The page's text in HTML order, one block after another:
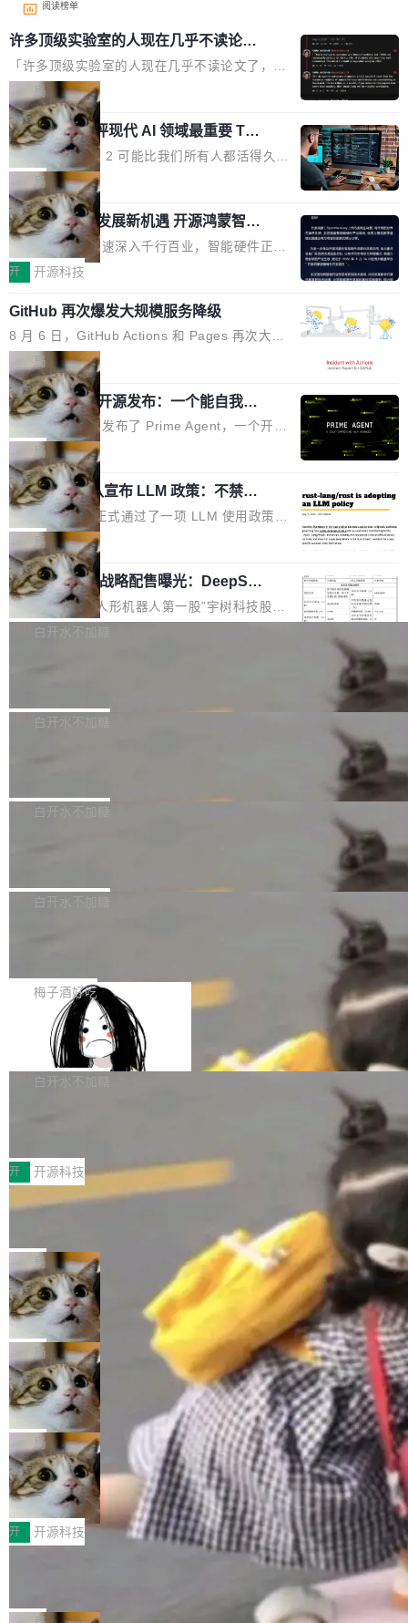
阅读榜单
许多顶级实验室的人现在几乎不读论文
了
「许多顶级实验室的人现在几乎不读论文了，而
且他们认为 ICLR/ICML/NeurIPS 充斥着大量过
度宣传和欺诈。」 OpenAI 研究员 Keller Jorda
n 这条推文引发了广泛讨论。他不是在说风凉
话，他是说出了一个圈内人尽皆知但很少公开捅
破的事实。 Jordan 随后补充了一句软化声明：
「我不认为这些会议上大部分论文都在过度宣传
或造假。问题是，作为读者，如果你筛选出那些
看起来最令人兴奋的论文，那它们大部分都是过
度宣传的。」 这才是真正的痛点。不是所有论文
都有问题，是最吸引眼球的那批论文最有问题。
他引用的帖子来自 Mathew Shen，一位 ICLR 2
026 的读者：「看了篇 ...
局
xAI 前工程师评现代 AI 领域最重要 Top
3 开源项目
Flash Attention 2 可能比我们所有人都活得久。
这句话不是来自某个技术博客，而是出自 Hieu
Pham 的一条推文。Hieu Pham 是谁？他是 xAI
的早期工程师之一，在 Grok 训练基础设施团队
工作过。近日他在 X 上发了一条帖子，列出了他
认为现代 AI 领域最重要的三个开源项目。 第一
个名字毫无悬念：Flash Attention 2。 Hieu 的
理由很具体。FA 系列不需要解释，但 FA2 是他
认为最重要的一个——复杂度恰到好处，刚好能
驱动你去学 CuTe，但还没被那些"邪恶的" Hopp
er++ 优化所淹没，足够容易修改和适配。 更关
键的是 FA2 的持久性...
局
共商智能硬件发展新机遇 开源鸿蒙智能
硬件开发者日杭州站即将举行
随着万物智联加速深入千行百业，智能硬件正从
单点设备迈向智能化、网联化、协同化发展。作
鸿蒙通过统一技术底座和分布式能力，为不同类
型智能设备的开发、连接与互联提供关键支撑，
也为产业链企业探索产品创新与商业增长打开新
的空间。 8月14日，开源鸿蒙智能硬件开发者日
（OHDD：OpenHarmony Hardware Develope
r Day）将在杭州启航。活动面向智能硬件产业
链企业和开发者，邀请行业专家与资深技术顾
问，围绕开源鸿蒙技术能力、设备适配、芯片适
配、功耗与稳定性调优、兼容性测评及统一互联
等内容展开系统讲解和实战交流，帮助企业进一
步了解开源鸿蒙在智能...
开 开源科技
GitHub 再次爆发大规模服务降级
8 月 6 日，GitHub Actions 和 Pages 再次大规
模服务降级，Actions 完全不可用超过 5 小时，
webhook 停发，连自托管 runner 也因调度层故
障无法工作。Pages、Copilot code review、C
opilot coding agent 全部受影响。从检测到完全
恢复，大约 12 小时。 这是 2026 年 8 月的第六
起事故，其中四起与 AI/Copilot 服务相关。 Git
Hub 员工 kdaigle 在 HN 讨论中贴出了一组数
据：2025 年全年 10 亿次 commit。现在，每周
2.75 亿次，全年预计 140 亿次。GitHub...
局
Prime Agent 开源发布：一个能自我改
进的编程 Agent，ARC-AGI 3 超越人类
专家基线
Prime Intellect 发布了 Prime Agent，一个开源
的编程 Agent Harness，核心设计围绕两个抽
象：Recursive Language Model（RLM）和 C
ontinual Harness。在 ARC-AGI 3 基准测试
上，Prime Agent + Opus 5 的组合达到了 95.
5% RHAE Best@1，超过了 ARC 报告的人类专
家基线 95.4%。 不是又一个 coding agent 包装
器 Prime Agent 的架构和市面上大多数 coding
agent 有本质区别。大多数 agent harness 的设
计是基于早期模型的能力—...
局
Rust 项目团队宣布 LLM 政策：不禁
止，但你要承认哪些代码不是你写的
Rust 语言项目正式通过了一项 LLM 使用政策，
覆盖 rust-lang/rust 单一仓库的代码贡献。这不
是项目级别的官方立场，目前由五个团队采纳，
但它可能是主流开源项目中关于 AI 辅助贡献最
细致的一份规则。 政策的核心只有一句话：LLM
可以用来分析、提炼、审阅、建议，但不能用来
不得生成涉及安全性的关键变更，除非作者本身
局
宇树科技 IPO 战略配售曝光：DeepSe
ek 获配 93.3 万股，锁定 36 个月
8月6日晚间，“人形机器人第一股”宇树科技股份
有限公司披露IPO发行价格及战略配售结果，杭
36个月。 公告显示，本次宇树科技战略配售对
员工参与设立的专项资产管理计划。其中，Dee
获配9...
白开水不加糖
Bug fixes and enhancements 修复多次传递同
一个回归问题，该问题导致拉取镜像时会拒绝包
题，该问题可能导致在旧版 Linux 内核...
白开水不加糖
e 孵化器项目管理委员会（IPMC）投票中获得
P）！这一里程碑不仅标志着 Fluss 迈入新的发
白开水不加糖
长期停止内容更新，未能实现其作为“AI版维基百
提交的编辑请求也长期处于待处理状态。 Groki
pedia 于去年底上线，定位为由人工智能生成内
容的百科平台，被马斯克视为传统众包百科网站
维基百科的替代方案。Lawfare 调查发现，无论
热门页面还是低关注度页面，均未出现近期更
白开水不加糖
是这样的：配 MessageSource 的 Bean、写 R
eloadableResourceBundleMessageSource、
声明 LocaleResolver、注册 LocaleChangeInt
erceptor…五六步之后才能看到第一行翻译文
本。 Solon 换了个方式。整个 i18n 模块围绕三
梅子酒好吃
Apache Doris 4.1 全面增强 Iceberg：
支持 UPDATE、MERGE INTO 与 Iceb
erg V3
Apache Doris 4.1 要补齐的，正是缺失的那一
半。在已有查询能力的基础上，Doris 进一步支
常维护操作，并完整支持 Iceberg V3 格式。
白开水不加糖
村国家自主创新示范区会议中心开幕。本届大会
由中关村智联软件服务业质量创新联盟主办，以
“智构可信·质创未来——AI原生时代的质量新范
式”为主题，直面AI从实验室走向规模化产业落地
的核心质量命题。会上，《2026智能研发生产力
工具选型手册》发布，Testin云测的Testin XAge
nt智能测试系统入选AI测试领域代表产品。对CI
O而言，这提示了一个转变：AI测试正在从效率
工具升级为企业的质量基础设施。 CIO面对的新
现实 过去两年，CIO们的焦虑清单上多了两项：
一是如何让大模型和智能体应用安全地从PoC走
向生产，二是如何让测试团队跟得上AI应用...
开 开源科技
让非法状态不可表示：一篇关于 ADT
有一种东西，一旦用过就回不去了。Alex Fedos
eev 管它叫"软件设计的基石"。 他说的东西不新
鲜——代数数据类型（ADT），尤其是和类型
（sum type）。但他说清楚了一件事：这不是类
型系统的学术体操，是日常编码的思维方式。 文
章从一个简单的例子切入。一个网站的深色主题
设置，如果用布尔值 + 可空字段来表示——bool
ean 表示是否可切换，nullable 的默认模式、浅
色方案、深色方案——会产生大量无意义的组
合。方案缺了、配置冲突了、全 null 了。要知道
哪些组合有效，作者说，你得靠"文档、校验、或
者部落知识"。 换个写法。Rust 的 enum，两个
变体：Switchable...
局
Cloudflare 开源内部企业 AI 平台 Clou
dflare OS
Cloudflare 发布了一个开源项目 Cloudflare O
S。如果你只看官方博客，你会觉得这是又一
个"AI 知识库 + 聊天机器人"——每个大厂都在
做，没什么新鲜的。 但 Kenton Varda 在 Twitte
r 上把事情说清楚了： 今天我们发布了 Cloudfla
re OS，一个带连接器的聊天机器人，跟其他所
有科技公司做的一样。只不过，实际上它不一
样。这是 Sandstorm.io 的重制版，我十年前的
那个创业公司。不同的是，这次它构建在 Cloudf
lare Workers 上——我花了九年时间搭建的平台
——并且深度集成了 AI。这基本上是我十年秘密
局
Deno 团队开源 Celld，可自托管的分
布式 Durable Objects
Ryan Dahl 领导的 Deno 团队推出了最新开源项
目 Celld，一个能在自己机器上运行 Cloudflare
Workers 和 Durable Objects 的守护进程。 设
计思路很直接：每个对象是一个独立的 SQLite
数据库，按名称寻址，复制到你自己的 S3 兼容
存储库里。节点之间只通过这个存储库协调——
没有控制平面，没有共识协议。每个对象自带一
个小型数据库，应用天然按分片构建，单个数据
库的竞争和爆炸半径问题在设计层面就被消除
了。 闲置的 cell 会休眠到几乎不占资源。当 cel
局
鲁大师7月新机性能/流畅/AI榜：vivo夺
性能、流畅双第一，三星Galaxy Z系列
新折叠缺席
2026年7月的手机市场，由于存储等硬件成本暴
增，手机厂商的日子也不好过啊，新机速度明显
放缓，因此硝烟味淡了许多。新机参数规格除开
Fold8 / Z Flip8）外，其余要么是中低端机器，
例如iQOO Z11i、REDMI Note 17、REDMI No
开 开源科技
Zed 编辑器团队发布了新项目——DeltaDB，一
个在 git commit 之间记录每一次编辑操作的版